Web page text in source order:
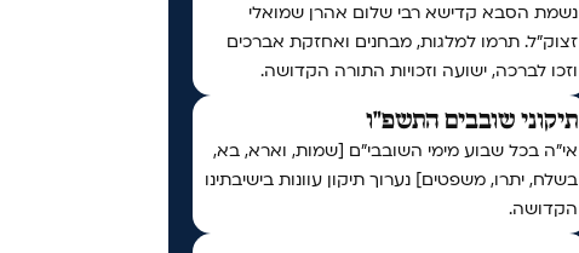
נשמת הסבא קדישא רבי שלום אהרן שמואלי
זצוק״ל. תרמו למלגות, מבחנים ואחזקת אברכים
וזכו לברכה, ישועה וזכויות התורה הקדושה.
תיקוני שובבים התשפ"ו
אי"ה בכל שבוע מימי השובבי"ם [שמות, וארא, בא,
בשלח, יתרו, משפטים] נערוך תיקון עוונות בישיבתינו
הקדושה.